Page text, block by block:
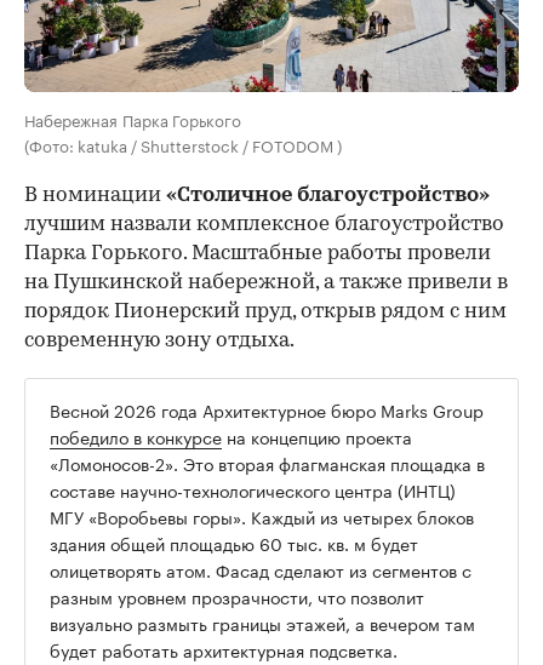
Набережная Парка Горького
(Фото: katuka / Shutterstock / FOTODOM )
В номинации «Столичное благоустройство»
лучшим назвали комплексное благоустройство
Парка Горького. Масштабные работы провели
на Пушкинской набережной, а также привели в
порядок Пионерский пруд, открыв рядом с ним
современную зону отдыха.
Весной 2026 года Архитектурное бюро Marks Group
победило в конкурсе на концепцию проекта
«Ломоносов-2». Это вторая флагманская площадка в
составе научно-технологического центра (ИНТЦ)
МГУ «Воробьевы горы». Каждый из четырех блоков
здания общей площадью 60 тыс. кв. м будет
олицетворять атом. Фасад сделают из сегментов с
разным уровнем прозрачности, что позволит
визуально размыть границы этажей, а вечером там
будет работать архитектурная подсветка.